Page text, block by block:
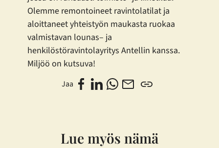
Olemme remontoineet ravintolatilat ja
aloittaneet yhteistyön maukasta ruokaa
valmistavan lounas– ja
henkilöstöravintolayritys Antellin kanssa.
Miljöö on kutsuva!
Jaa
Lue myös nämä